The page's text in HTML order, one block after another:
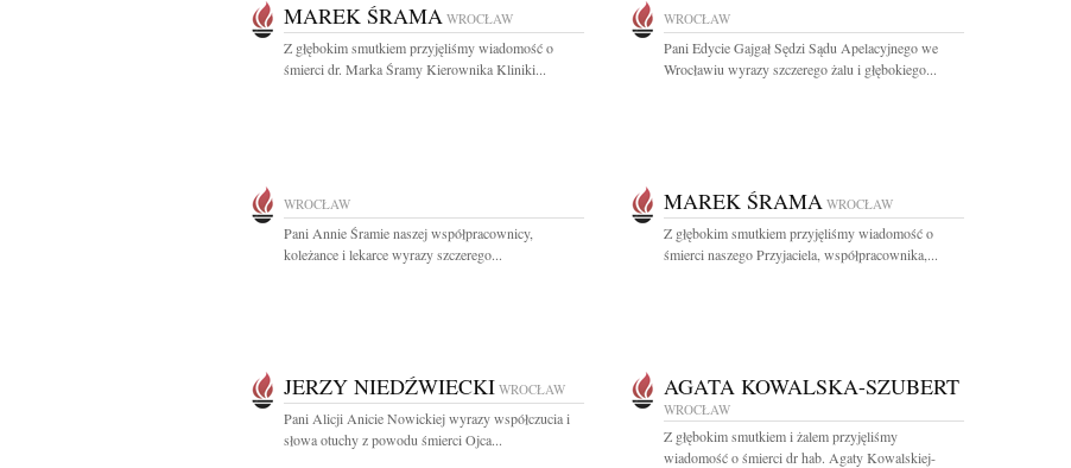
MAREK ŚRAMA WROCŁAW
Z głębokim smutkiem przyjęliśmy wiadomość o
śmierci dr. Marka Śramy Kierownika Kliniki...
WROCŁAW
Pani Edycie Gajgał Sędzi Sądu Apelacyjnego we
Wrocławiu wyrazy szczerego żalu i głębokiego...
WROCŁAW
Pani Annie Śramie naszej współpracownicy,
koleżance i lekarce wyrazy szczerego...
MAREK ŚRAMA WROCŁAW
Z głębokim smutkiem przyjęliśmy wiadomość o
śmierci naszego Przyjaciela, współpracownika,...
JERZY NIEDŹWIECKI WROCŁAW
Pani Alicji Anicie Nowickiej wyrazy współczucia i
słowa otuchy z powodu śmierci Ojca...
AGATA KOWALSKA-SZUBERT
WROCŁAW
Z głębokim smutkiem i żalem przyjęliśmy
wiadomość o śmierci dr hab. Agaty Kowalskiej-